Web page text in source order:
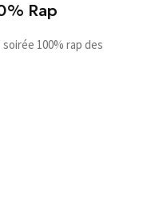
Rap
100% rap des